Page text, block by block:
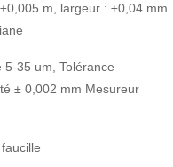
m, largeur : ±0,04 mm
35 um, Tolérance
± 0,002 mm Mesureur